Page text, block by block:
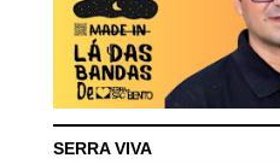
SERRA VIVA